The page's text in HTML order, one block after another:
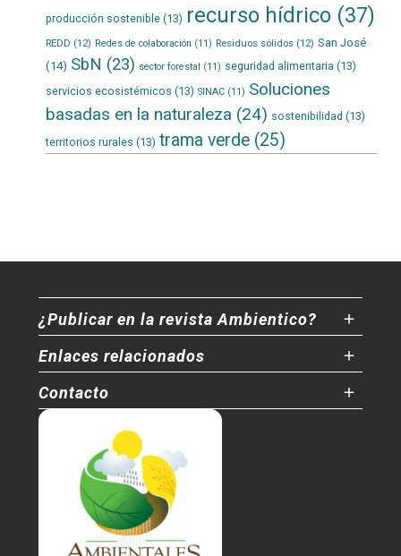
producción sostenible(13) recurso hídrico(37)
REDD (12) Redes de colaboración (11) Residuos sólidos(12) San José
(14) SbN (23) sector forestal (11) seguridad alimentaria (13)
servicios ecosistémicos (13) SINAC(11) Soluciones
basadas en la naturaleza (24) sostenibilidad (13)
territorios rurales (13) trama verde(25)
¿Publicar en la revista Ambientico?
Enlaces relacionados
Contacto